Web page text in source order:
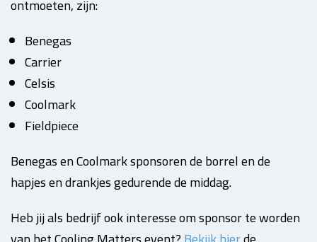
ontmoeten, zijn:
Benegas
Carrier
Celsis
Coolmark
Fieldpiece
Benegas en Coolmark sponsoren de borrel en de
hapjes en drankjes gedurende de middag.
Heb jij als bedrijf ook interesse om sponsor te worden